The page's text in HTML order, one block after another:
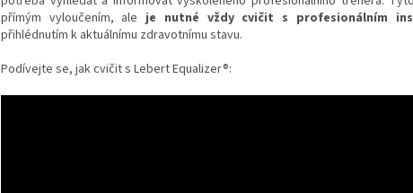
přímým vyloučením, ale je nutné vždy cvičit s profesionálním
přihlédnutím k aktuálnímu zdravotnímu stavu.
Podívejte se, jak cvičit s Lebert Equalizer®: